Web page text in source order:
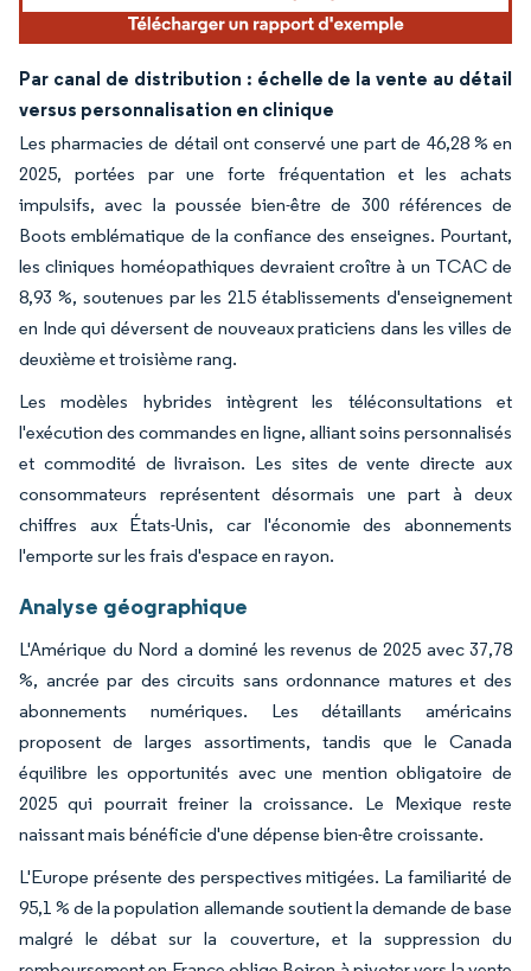
Par canal de distribution : échelle de la vente au détail
versus personnalisation en clinique
Les pharmacies de détail ont conservé une part de 46,28 % en
2025, portées par une forte fréquentation et les achats
impulsifs, avec la poussée bien-être de 300 références de
Boots emblématique de la confiance des enseignes. Pourtant,
les cliniques homéopathiques devraient croître à un TCAC de
8,93 %, soutenues par les 215 établissements d'enseignement
en Inde qui déversent de nouveaux praticiens dans les villes de
deuxième et troisième rang.
Les modèles hybrides intègrent les téléconsultations et
l'exécution des commandes en ligne, alliant soins personnalisés
et commodité de livraison. Les sites de vente directe aux
consommateurs représentent désormais une part à deux
chiffres aux États-Unis, car l'économie des abonnements
l'emporte sur les frais d'espace en rayon.
Analyse géographique
L'Amérique du Nord a dominé les revenus de 2025 avec 37,78
%, ancrée par des circuits sans ordonnance matures et des
abonnements numériques. Les détaillants américains
proposent de larges assortiments, tandis que le Canada
équilibre les opportunités avec une mention obligatoire de
2025 qui pourrait freiner la croissance. Le Mexique reste
naissant mais bénéficie d'une dépense bien-être croissante.
L'Europe présente des perspectives mitigées. La familiarité de
95,1 % de la population allemande soutient la demande de base
malgré le débat sur la couverture, et la suppression du